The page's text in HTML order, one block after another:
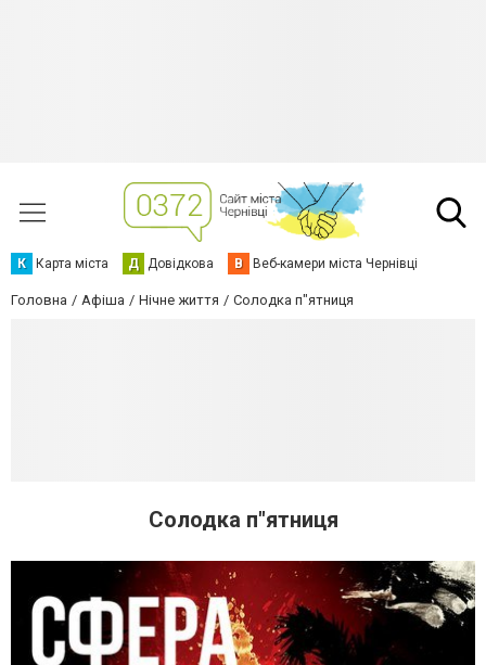
К Карта міста Д Довідкова В Веб-камери міста Чернівці
Головна Афіша Нічне життя Солодка п"ятниця
Солодка п"ятниця